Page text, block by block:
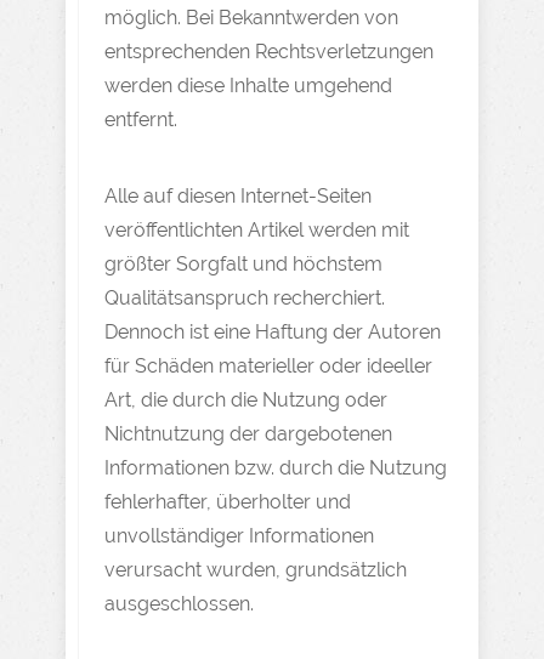
möglich. Bei Bekanntwerden von
entsprechenden Rechtsverletzungen
werden diese Inhalte umgehend
entfernt.
Alle auf diesen Internet-Seiten
veröffentlichten Artikel werden mit
größter Sorgfalt und höchstem
Qualitätsanspruch recherchiert.
Dennoch ist eine Haftung der Autoren
für Schäden materieller oder ideeller
Art, die durch die Nutzung oder
Nichtnutzung der dargebotenen
Informationen bzw. durch die Nutzung
fehlerhafter, überholter und
unvollständiger Informationen
verursacht wurden, grundsätzlich
ausgeschlossen.